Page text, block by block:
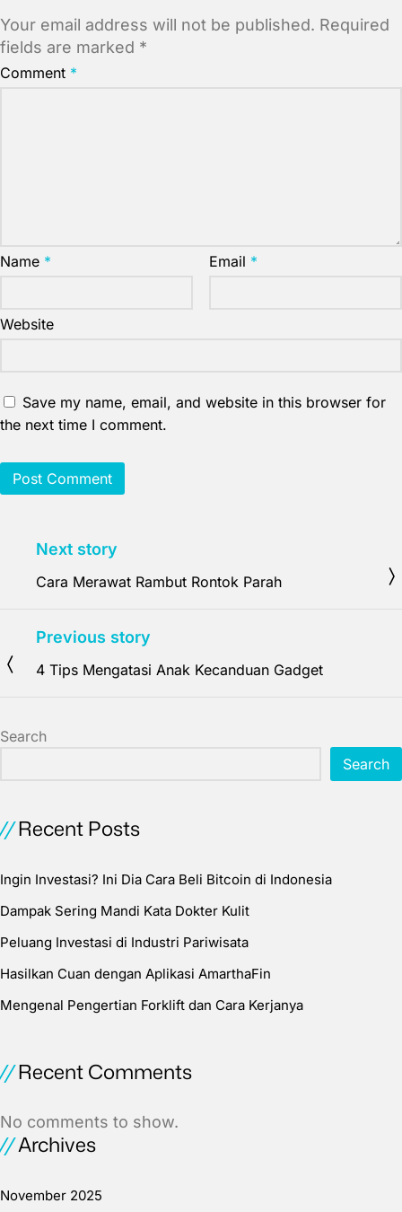
Your email address will not be published. Required
fields are marked *
Comment *
Name * Email *
Website
Save my name, email, and website in this browser for
the next time I comment.
Next story
Cara Merawat Rambut Rontok Parah
Previous story
4 Tips Mengatasi Anak Kecanduan Gadget
Search
Search
Recent Posts
Ingin Investasi? Ini Dia Cara Beli Bitcoin di Indonesia
Dampak Sering Mandi Kata Dokter Kulit
Peluang Investasi di Industri Pariwisata
Hasilkan Cuan dengan Aplikasi AmarthaFin
Mengenal Pengertian Forklift dan Cara Kerjanya
Recent Comments
No comments to show.
Archives
November 2025